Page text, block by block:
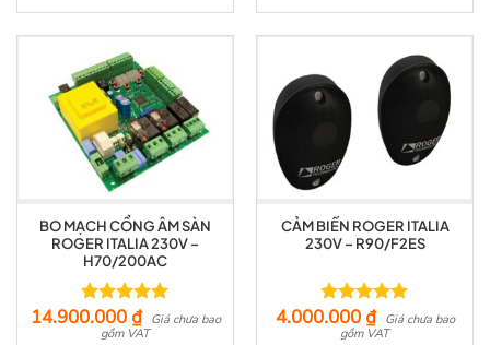
BO MẠCH CỔNG ÂM SÀN
ROGER ITALIA 230V –
H70/200AC
Được xếp
hạng5.00
14.900.000 ₫
Giá chưa bao
gồm VAT
CẢM BIẾN ROGER ITALIA
230V – R90/F2ES
Được xếp
hạng5.00
4.000.000 ₫
Giá chưa bao
gồm VAT